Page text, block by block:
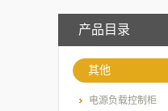
产品目录
其他
电源负载控制柜